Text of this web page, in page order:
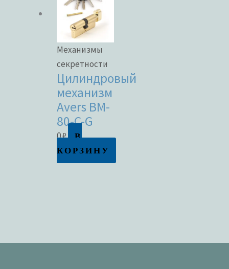
Механизмы
секретности
Цилиндровый
механизм
Avers BM-
80-C-G
0₽
В
КОРЗИНУ